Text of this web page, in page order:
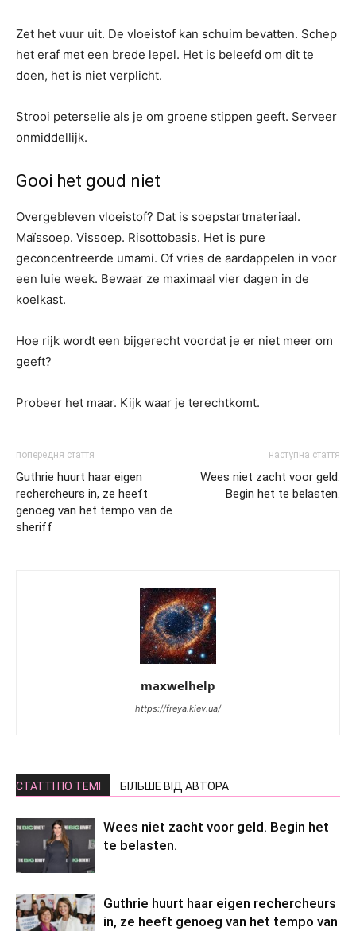
Zet het vuur uit. De vloeistof kan schuim bevatten. Schep
het eraf met een brede lepel. Het is beleefd om dit te
doen, het is niet verplicht.
Strooi peterselie als je om groene stippen geeft. Serveer
onmiddellijk.
Gooi het goud niet
Overgebleven vloeistof? Dat is soepstartmateriaal.
Maïssoep. Vissoep. Risottobasis. Het is pure
geconcentreerde umami. Of vries de aardappelen in voor
een luie week. Bewaar ze maximaal vier dagen in de
koelkast.
Hoe rijk wordt een bijgerecht voordat je er niet meer om
geeft?
Probeer het maar. Kijk waar je terechtkomt.
попередня стаття
Guthrie huurt haar eigen
rechercheurs in, ze heeft
genoeg van het tempo van de
sheriff
наступна стаття
Wees niet zacht voor geld.
Begin het te belasten.
maxwelhelp
https://freya.kiev.ua/
СТАТТІ ПО ТЕМІ БІЛЬШЕ ВІД АВТОРА
Wees niet zacht voor geld. Begin het
te belasten.
Guthrie huurt haar eigen rechercheurs
in, ze heeft genoeg van het tempo van